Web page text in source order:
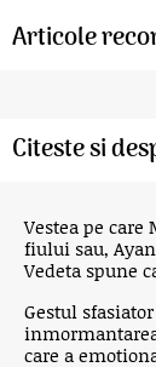
Articole
Citeste si
Vestea pe
fiului sau,
Vedeta spune
Gestul
care a